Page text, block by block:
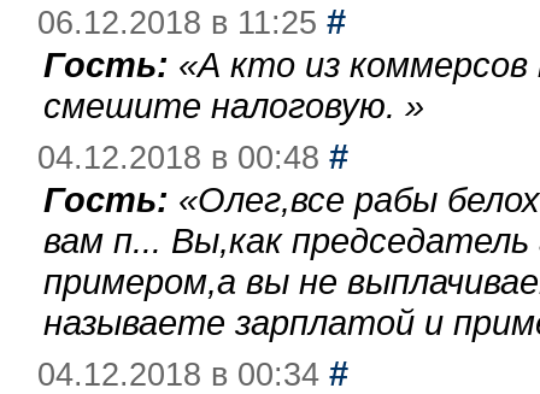
06.12.2018 в 11:25 #
Гость: «А кто из
смешите налоговую. »
04.12.2018 в 00:48 #
Гость: «Олег,все рабы
вам п... Вы,как
примером,а вы не
называете зарплатой и
04.12.2018 в 00:34 #